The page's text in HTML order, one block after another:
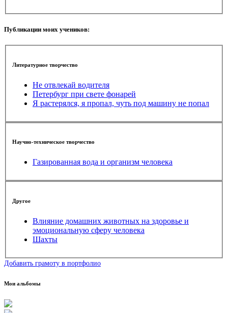
Публикации моих учеников:
Литературное творчество
Не отвлекай водителя
Петербург при свете фонарей
Я растерялся, я пропал, чуть под машину не попал
Научно-техническое творчество
Газированная вода и организм человека
Другое
Влияние домашних животных на здоровье и
эмоциональную сферу человека
Шахты
Добавить грамоту в портфолио
Мои альбомы